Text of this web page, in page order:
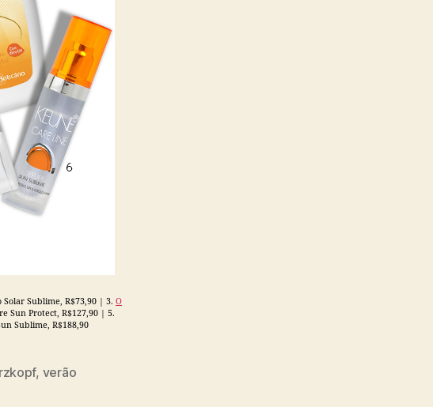
Solar Sublime, R$73,90 | 3. O
Sun Protect, R$127,90 | 5.
Sublime, R$188,90
, verão